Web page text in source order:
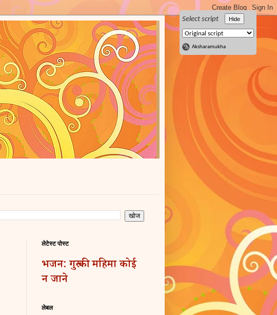
Select script Hide
Aksharamukha
लेटेस्ट पोस्ट
भजन: गुरु की महिमा कोई
न जाने
लेबल